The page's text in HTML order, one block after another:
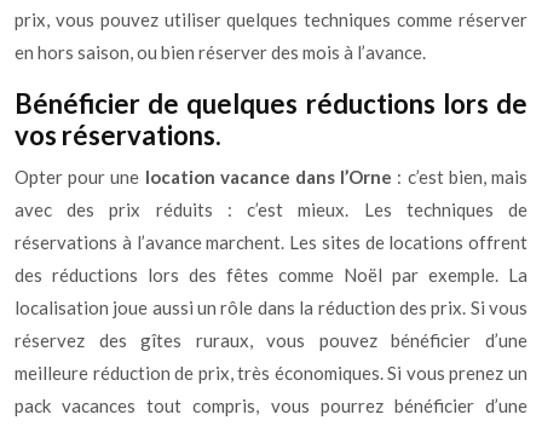
prix, vous pouvez utiliser quelques techniques comme réserver
en hors saison, ou bien réserver des mois à l’avance.
Bénéficier de quelques réductions lors de
vos réservations.
Opter pour une location vacance dans l’Orne : c’est bien, mais
avec des prix réduits : c’est mieux. Les techniques de
réservations à l’avance marchent. Les sites de locations offrent
des réductions lors des fêtes comme Noël par exemple. La
localisation joue aussi un rôle dans la réduction des prix. Si vous
réservez des gîtes ruraux, vous pouvez bénéficier d’une
meilleure réduction de prix, très économiques. Si vous prenez un
pack vacances tout compris, vous pourrez bénéficier d’une